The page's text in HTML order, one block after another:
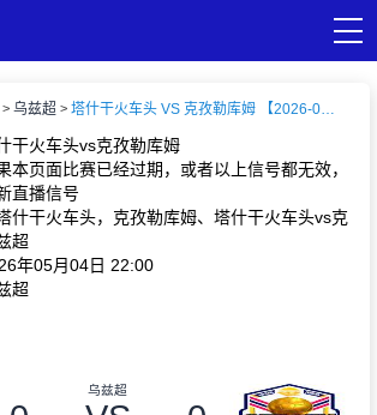
乌兹超 塔什干火车头 VS 克孜勒库姆 【2026-05-04 22:00:00】
干火车头vs克孜勒库姆
本页面比赛已经过期，或者以上信号都无效，
直播信号
什干火车头，克孜勒库姆、塔什干火车头vs克
超
年05月04日 22:00
超
乌兹超